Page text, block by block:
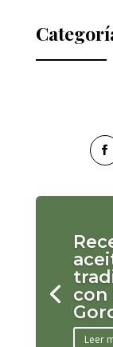
con
Leer